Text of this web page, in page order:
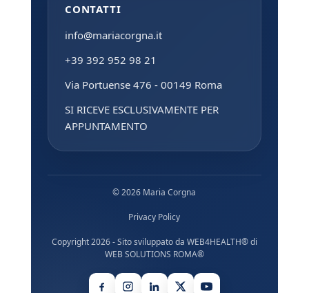
CONTATTI
info@mariacorgna.it
+39 392 952 98 21
Via Portuense 476 - 00149 Roma
SI RICEVE ESCLUSIVAMENTE PER
APPUNTAMENTO
© 2026 Maria Corgna
Privacy Policy
Copyright 2026 - Sito sviluppato da WEB4HEALTH®di
WEB SOLUTIONS ROMA®